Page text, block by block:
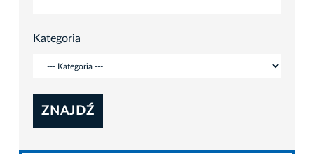
Kategoria
ZNAJDŹ